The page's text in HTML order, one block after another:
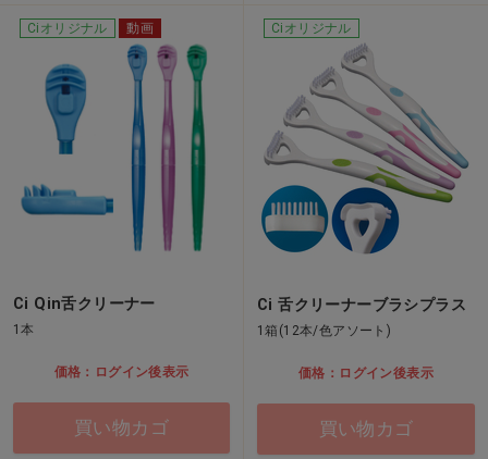
Ciオリジナル 動画
Ci Qin舌クリーナー
1本
価格：ログイン後表示
買い物カゴ
Ciオリジナル
Ci 舌クリーナーブラシプラス
1箱(12本/色アソート)
価格：ログイン後表示
買い物カゴ